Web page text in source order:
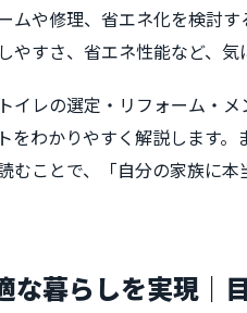
ムや修理、省エネ化を検討
すさ、省エネ性能など、気
イレの選定・リフォーム・
をわかりやすく解説します
ことで、「自分の家族に
な暮らしを実現｜